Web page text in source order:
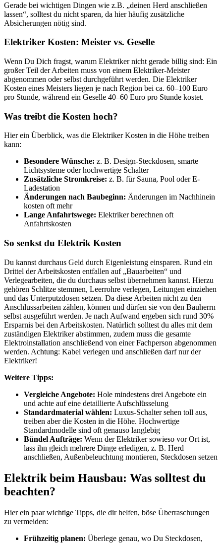
Gerade bei wichtigen Dingen wie z.B. „deinen Herd anschließen
lassen“, solltest du nicht sparen, da hier häufig zusätzliche
Absicherungen nötig sind.
Elektriker Kosten: Meister vs. Geselle
Wenn Du Dich fragst, warum Elektriker nicht gerade billig sind: Ein
großer Teil der Arbeiten muss von einem Elektriker-Meister
abgenommen oder selbst durchgeführt werden. Die Elektriker
Kosten eines Meisters liegen je nach Region bei ca. 60–100 Euro
pro Stunde, während ein Geselle 40–60 Euro pro Stunde kostet.
Was treibt die Kosten hoch?
Hier ein Überblick, was die Elektriker Kosten in die Höhe treiben
kann:
Besondere Wünsche: z. B. Design-Steckdosen, smarte
Lichtsysteme oder hochwertige Schalter
Zusätzliche Stromkreise: z. B. für Sauna, Pool oder E-
Ladestation
Änderungen nach Baubeginn: Änderungen im Nachhinein
kosten oft mehr
Lange Anfahrtswege: Elektriker berechnen oft
Anfahrtskosten
So senkst du Elektrik Kosten
Du kannst durchaus Geld durch Eigenleistung einsparen. Rund ein
Drittel der Arbeitskosten entfallen auf „Bauarbeiten“ und
Verlegearbeiten, die du durchaus selbst übernehmen kannst. Hierzu
gehören Schlitze stemmen, Leerrohre verlegen, Leitungen einziehen
und das Unterputzdosen setzen. Da diese Arbeiten nicht zu den
Anschlussarbeiten zählen, können und dürfen sie von den Bauherrn
selbst ausgeführt werden. Je nach Aufwand ergeben sich rund 30%
Ersparnis bei den Arbeitskosten. Natürlich solltest du alles mit dem
zuständigen Elektriker abstimmen, zudem muss die gesamte
Elektroinstallation anschließend von einer Fachperson abgenommen
werden. Achtung: Kabel verlegen und anschließen darf nur der
Elektriker!
Weitere Tipps:
Vergleiche Angebote: Hole mindestens drei Angebote ein
und achte auf eine detaillierte Aufschlüsselung
Standardmaterial wählen: Luxus-Schalter sehen toll aus,
treiben aber die Kosten in die Höhe. Hochwertige
Standardmodelle sind oft genauso langlebig
Bündel Aufträge: Wenn der Elektriker sowieso vor Ort ist,
lass ihn gleich mehrere Dinge erledigen, z. B. Herd
anschließen, Außenbeleuchtung montieren, Steckdosen setzen
Elektrik beim Hausbau: Was solltest du
beachten?
Hier ein paar wichtige Tipps, die dir helfen, böse Überraschungen
zu vermeiden:
Frühzeitig planen: Überlege genau, wo Du Steckdosen,